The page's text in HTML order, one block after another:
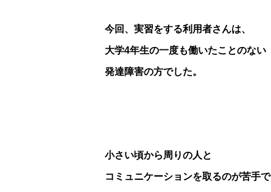
今回、実習をする利用者さんは、
大学4年生の一度も働いたことのない
発達障害の方でした。
小さい頃から周りの人と
コミュニケーションを取るのが苦手で